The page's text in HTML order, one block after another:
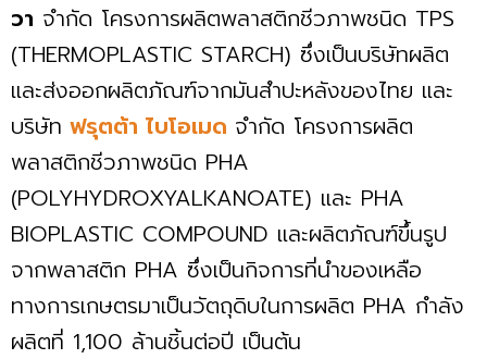
วา จำกัด โครงการผลิตพลาสติกชีวภาพชนิด TPS
(THERMOPLASTIC STARCH) ซึ่งเป็นบริษัทผลิต
และส่งออกผลิตภัณฑ์จากมันสำปะหลังของไทย และ
บริษัท ฟรุตต้า ไบโอเมด จำกัด โครงการผลิต
พลาสติกชีวภาพชนิด PHA
(POLYHYDROXYALKANOATE) และ PHA
BIOPLASTIC COMPOUND และผลิตภัณฑ์ขึ้นรูป
จากพลาสติก PHA ซึ่งเป็นกิจการที่นำของเหลือ
ทางการเกษตรมาเป็นวัตถุดิบในการผลิต PHA กำลัง
ผลิตที่ 1,100 ล้านชิ้นต่อปี เป็นต้น